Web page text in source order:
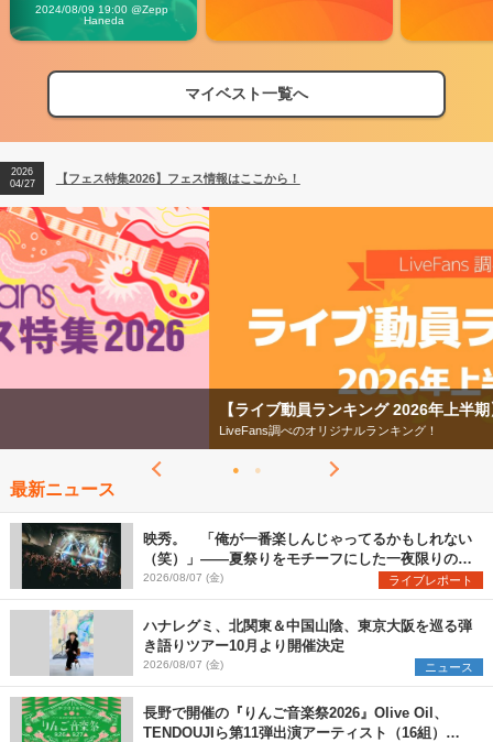
Vibes
2024/08/09 19:00 @Zepp
Haneda
マイベスト一覧へ
【フェス特集2026】フェス情報はここから！
【ライブ動員ランキング】2026年上半期編発表！
2026
04/27
【フェス特集2026】フェス情報はここから！
2026
07/28
【ライブ動員ランキング】2026年上半期編発表！
【ライブ動員ランキング 2026年上半期】
LiveFans調べのオリジナルランキング！
最新ニュース
映秀。 「俺が一番楽しんじゃってるかもしれない
（笑）」――夏祭りをモチーフにした一夜限りのス
ペシャルライブ『色祭』レポート
2026/08/07 (金) ライブレポート
ハナレグミ、北関東＆中国山陰、東京大阪を巡る弾
き語りツアー10月より開催決定
2026/08/07 (金) ニュース
長野で開催の『りんご音楽祭2026』Olive Oil、
TENDOUJIら第11弾出演アーティスト（16組）を